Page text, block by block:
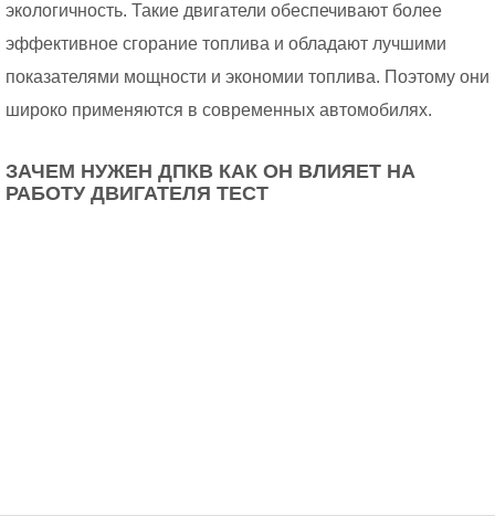
экологичность. Такие двигатели обеспечивают более
эффективное сгорание топлива и обладают лучшими
показателями мощности и экономии топлива. Поэтому они
широко применяются в современных автомобилях.
ЗАЧЕМ НУЖЕН ДПКВ КАК ОН ВЛИЯЕТ НА
РАБОТУ ДВИГАТЕЛЯ ТЕСТ